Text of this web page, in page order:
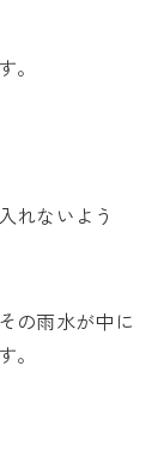
。
れないよう
の雨水が中に
。